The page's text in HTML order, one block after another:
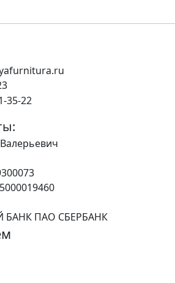
35-22
БАНК ПАО СБЕРБАНК